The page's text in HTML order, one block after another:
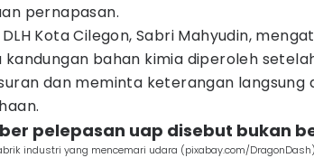
pernapasan.
Kota Cilegon, Sabri Mahyudin,
kandungan bahan kimia diperoleh
dan meminta keterangan langsung
pelepasan uap disebut bukan
industri yang mencemari udara (pixabay.com/DragonDash)